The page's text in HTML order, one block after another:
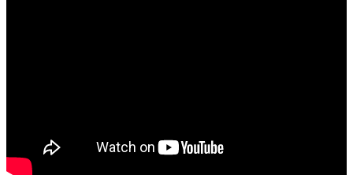
Khởi Sự Kinh Doanh Nhà Hàng
Bí Quyết Kinh Doanh và Vận Hành Mô Hình Ẩm